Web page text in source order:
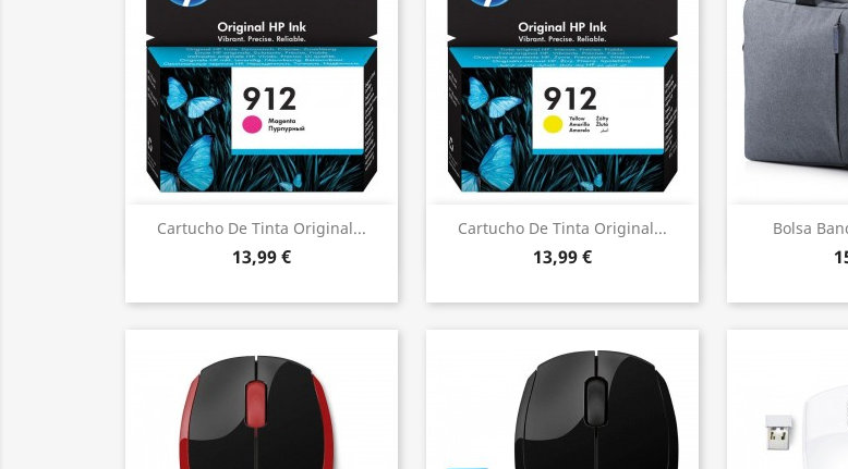
Cartucho De Tinta Original...
13,99 €
 Vista ràpida Cartucho De Tinta Original...
13,99 €
 Vista ràpida Bolsa